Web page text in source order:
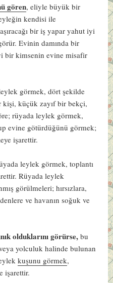
gören, eliyle büyük bir
kendisi ile
bir iş yapar yahut iyi
Evinin damında bir
bir kimsenin evine misafir
görmek, dört şekilde
küçük zayıf bir bekçi,
rüyada leylek görmek,
evine götürdüğünü görmek;
işarettir.
leylek görmek, toplantı
Rüyada leylek
görülmeleri; hırsızlara,
ve havanın soğuk ve
olduklarını görürse, bu
yolculuk halinde bulunan
kuşunu görmek,
işarettir.